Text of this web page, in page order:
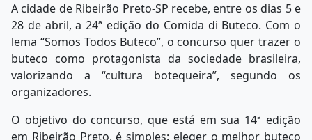
A cidade de Ribeirão Preto-SP recebe, entre os dias 5 e
28 de abril, a 24ª edição do Comida di Buteco. Com o
lema “Somos Todos Buteco”, o concurso quer trazer o
buteco como protagonista da sociedade brasileira,
valorizando a “cultura botequeira”, segundo os
organizadores.
O objetivo do concurso, que está em sua 14ª edição
em Ribeirão Preto, é simples: eleger o melhor buteco